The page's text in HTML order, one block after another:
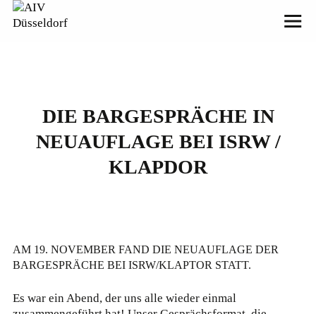
DIE BARGESPRÄCHE IN
NEUAUFLAGE BEI ISRW /
KLAPDOR
AM 19. NOVEMBER FAND DIE NEUAUFLAGE DER
BARGESPRÄCHE BEI ISRW/KLAPTOR STATT.
Es war ein Abend, der uns alle wieder einmal